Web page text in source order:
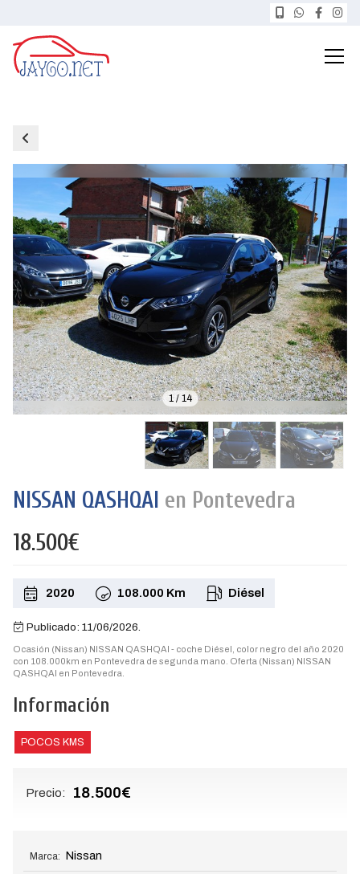
1/ 14
NISSAN QASHQAI en Pontevedra
18.500€
2020 108.000 Km Diésel
Publicado: 11/06/2026.
Ocasión (Nissan) NISSAN QASHQAI - coche Diésel, color negro del año 2020
con 108.000km en Pontevedra de segunda mano. Oferta (Nissan) NISSAN
QASHQAI en Pontevedra.
Información
POCOS KMS
Precio: 18.500€
Marca: Nissan